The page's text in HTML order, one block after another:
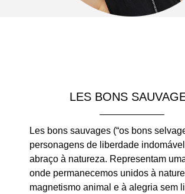
LES BONS
Les bons sauvages (“os bons
personagens de liberdade
abraço à natureza. Representam
onde permanecemos unidos à
magnetismo animal e à alegria sem